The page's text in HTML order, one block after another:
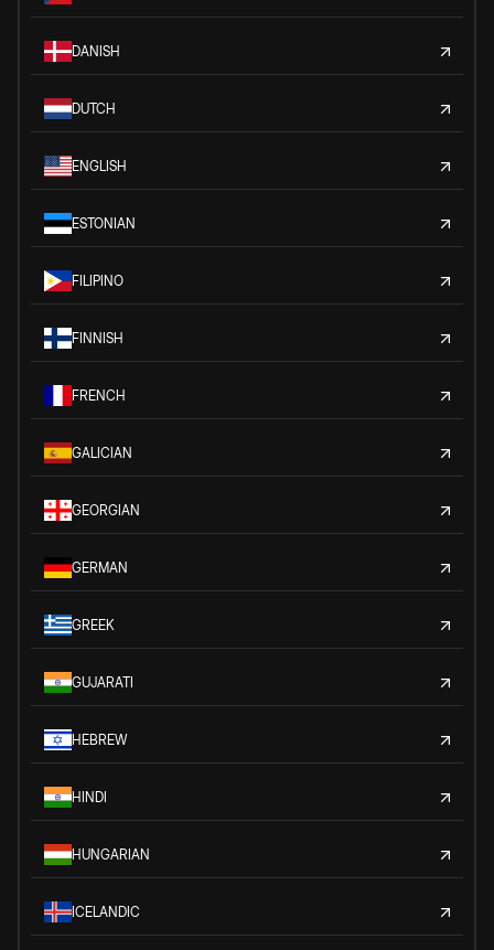
DANISH
DUTCH
ENGLISH
ESTONIAN
FILIPINO
FINNISH
FRENCH
GALICIAN
GEORGIAN
GERMAN
GREEK
GUJARATI
HEBREW
HINDI
HUNGARIAN
ICELANDIC